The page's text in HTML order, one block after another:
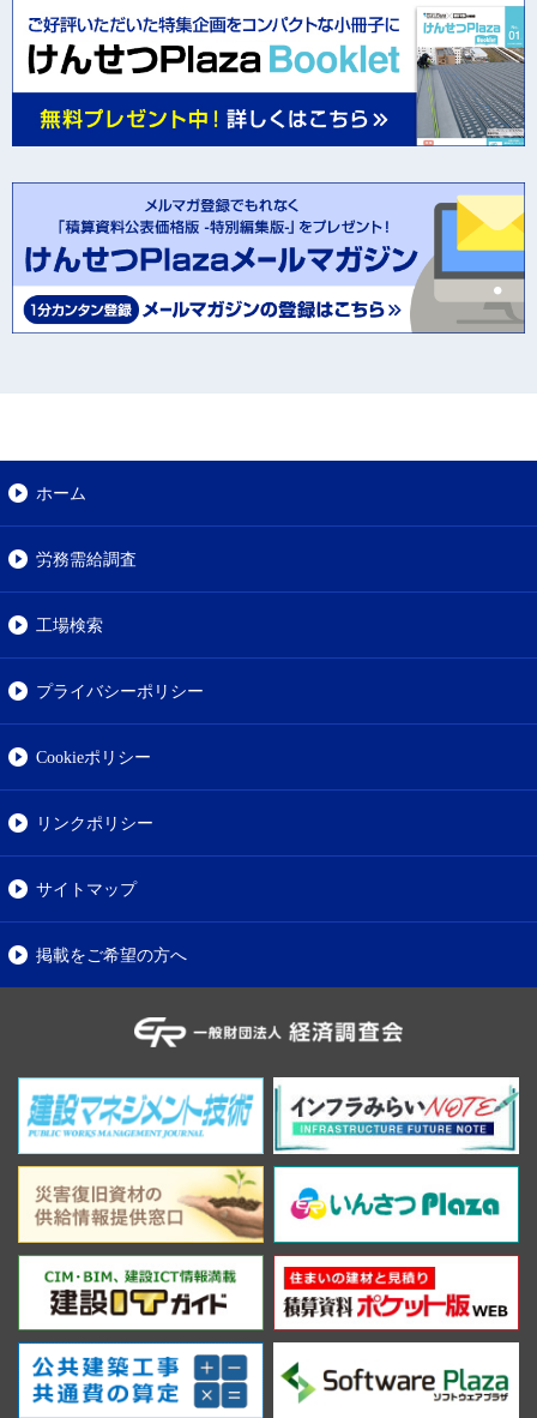
ホーム
労務需給調査
工場検索
プライバシーポリシー
Cookieポリシー
リンクポリシー
サイトマップ
掲載をご希望の方へ